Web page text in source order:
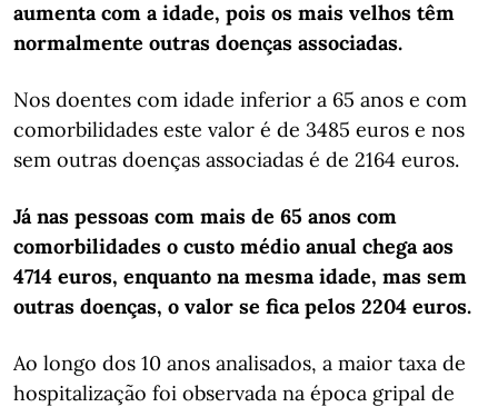
aumenta com a idade, pois os mais velhos têm
normalmente outras doenças associadas.
Nos doentes com idade inferior a 65 anos e com
comorbilidades este valor é de 3485 euros e nos
sem outras doenças associadas é de 2164 euros.
Já nas pessoas com mais de 65 anos com
comorbilidades o custo médio anual chega aos
4714 euros, enquanto na mesma idade, mas sem
outras doenças, o valor se fica pelos 2204 euros.
Ao longo dos 10 anos analisados, a maior taxa de
hospitalização foi observada na época gripal de